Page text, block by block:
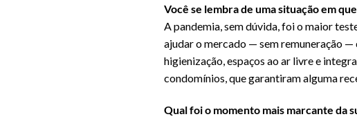
Você se lembra de uma situação em
A pandemia, sem dúvida, foi o maior
ajudar o mercado — sem remuneração —
higienização, espaços ao ar livre e
condomínios, que garantiram alguma
Qual foi o momento mais marcante da